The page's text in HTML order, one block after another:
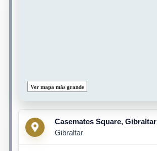
Ver mapa más grande
Casemates Square, Gibraltar
Gibraltar